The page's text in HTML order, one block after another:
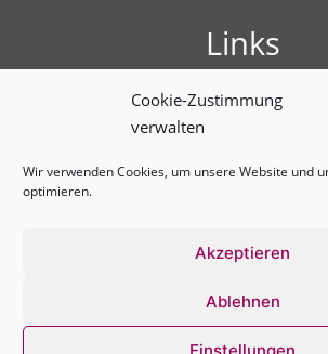
Cookie-Zustimmung
verwalten
Wir verwenden Cookies, um unsere Website und
optimieren.
Akzeptieren
Ablehnen
Einstellungen
Links
Presse
Linktree
Datenschutz­erklärung